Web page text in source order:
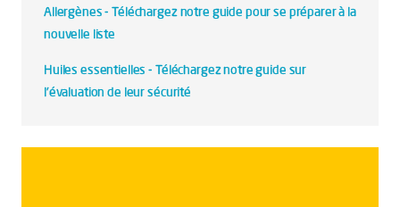
Allergènes - Téléchargez notre guide pour se préparer à la
nouvelle liste
Huiles essentielles - Téléchargez notre guide sur
l'évaluation de leur sécurité